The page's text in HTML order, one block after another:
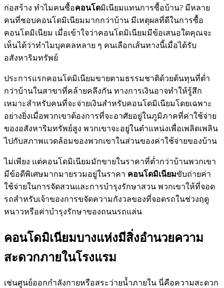
ก่อสร้าง ทำไมคนซื้อคอนโดมิเนียมแทนการซื้อบ้าน? มีหลาย
คนที่ชอบคอนโดมิเนียมมากกว่าบ้าน มีเหตุผลที่ดีในการซื้อ
คอนโดมิเนียม เมื่อเข้าใจว่าคอนโดมิเนียมมีข้อเสนอใดคุณจะ
เห็นได้ว่าทำไมบุคคลหลาย ๆ คนเลือกเส้นทางนี้เมื่อได้รับ
อสังหาริมทรัพย์
ประการแรกคอนโดมิเนียมขายตามธรรมชาติด้วยต้นทุนที่ต่ำ
กว่าบ้านในสาขาที่คล้ายคลึงกัน ทางการเงินอาจทำให้รู้สึก
เหมาะสำหรับคนที่จะจ่ายเงินสำหรับคอนโดมิเนียมโดยเฉพาะ
อย่างยิ่งเมื่อพวกเขาต้องการที่จะอาศัยอยู่ในภูมิภาคที่ค่าใช้จ่าย
ของอสังหาริมทรัพย์สูง พวกเขาจะอยู่ในตำแหน่งเพื่อเพลิดเพลิน
ไปกับสภาพแวดล้อมของพวกเขาในส่วนของค่าใช้จ่ายของบ้าน
ไม่เพียง แต่คอนโดมิเนียมมักขายในราคาที่ต่ำกว่าบ้านพวกเขา
มีข้อดีพิเศษมากมายรวมอยู่ในราคา คอนโดมิเนียมขับถ่ายค่า
ใช้จ่ายในการจัดสวนและการบำรุงรักษาสวน พวกเขาให้ที่จอด
รถสำหรับเจ้าของการขจัดความกังวลของที่จอดรถในช่วงฤดู
หนาวหรือค่าบำรุงรักษาของถนนรถแล่น
คอนโดมิเนียมบางแห่งมีสิ่งอำนวยความ
สะดวกภายในโรงแรม
เช่นศูนย์ออกกำลังกายหรือสระว่ายน้ำภายใน นี่คือความสะดวก